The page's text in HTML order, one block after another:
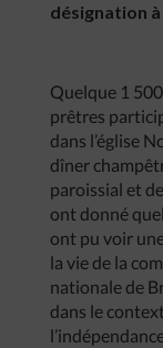
désignation à
Quelque 1
prêtres
dans l’église
dîner
paroissial et
ont donné
ont pu voir
la vie de la
nationale de
dans le